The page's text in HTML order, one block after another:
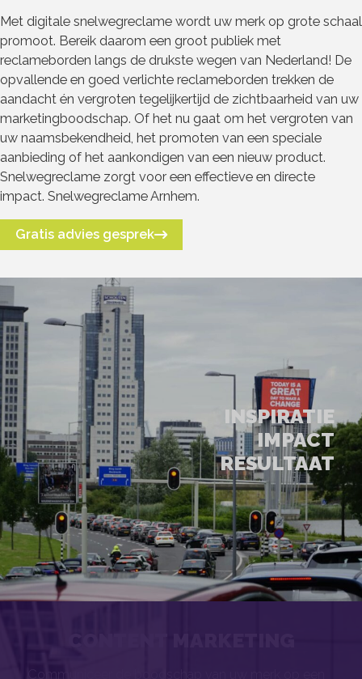
Met digitale snelwegreclame wordt uw merk op grote schaal
promoot. Bereik daarom een groot publiek met
reclameborden langs de drukste wegen van Nederland! De
opvallende en goed verlichte reclameborden trekken de
aandacht én vergroten tegelijkertijd de zichtbaarheid van uw
marketingboodschap. Of het nu gaat om het vergroten van
uw naamsbekendheid, het promoten van een speciale
aanbieding of het aankondigen van een nieuw product.
Snelwegreclame zorgt voor een effectieve en directe
impact. Snelwegreclame Arnhem.
Gratis advies gesprek
INSPIRATIE
IMPACT
RESULTAAT